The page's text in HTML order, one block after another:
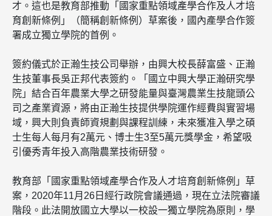
才。這也是教育部推動「國家重點領域產學合作及人才培
育創新條例」（簡稱創新條例）草案後，國內產學合作簽
署成立獨立學院的首例。
簽約儀式於正瀚生技公司舉辦，由興大校長薛富盛、正瀚
生技董事長吳正邦代表簽約。「國立中興大學正瀚研究學
院」結合百年農業大學之研發能量與臺灣農業生技龍頭公
司之產業資源，將由正瀚生技提供學院運作經費與實習場
域，興大則負責師資規劃與課程訓練，未來獲准入學之碩
士生每人每月有2萬元、博士生3至5萬元獎學金，希望吸
引優秀青年投入高階農業技術研發。
教育部「國家重點領域產學合作及人才培育創新條例」草
案，2020年11月26日經行政院會議通過，現在立法院審議
階段。此法開放國立大學以一校設一獨立學院為原則，學